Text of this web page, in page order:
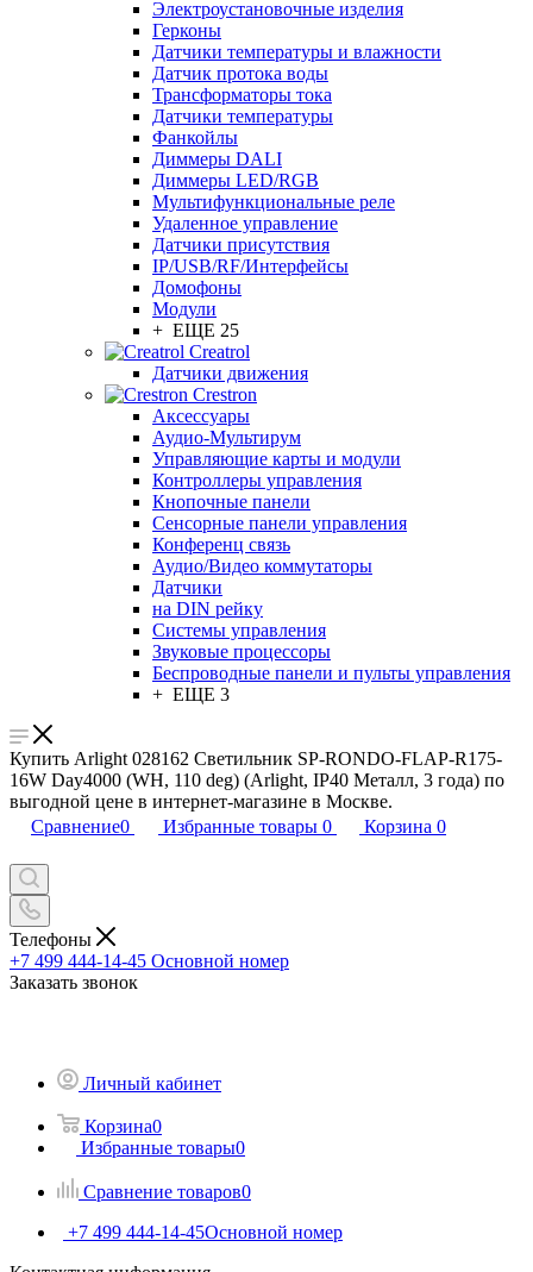
Электроустановочные изделия
Герконы
Датчики температуры и влажности
Датчик протока воды
Трансформаторы тока
Датчики температуры
Фанкойлы
Диммеры DALI
Диммеры LED/RGB
Мультифункциональные реле
Удаленное управление
Датчики присутствия
IP/USB/RF/Интерфейсы
Домофоны
Модули
+ ЕЩЕ 25
Creatrol
Датчики движения
Crestron
Аксессуары
Аудио-Мультирум
Управляющие карты и модули
Контроллеры управления
Кнопочные панели
Сенсорные панели управления
Конференц связь
Аудио/Видео коммутаторы
Датчики
на DIN рейку
Системы управления
Звуковые процессоры
Беспроводные панели и пульты управления
+ ЕЩЕ 3
Купить Arlight 028162 Светильник SP-RONDO-FLAP-R175-
16W Day4000 (WH, 110 deg) (Arlight, IP40 Металл, 3 года) по
выгодной цене в интернет-магазине в Москве.
Сравнение0 Избранные товары 0 Корзина 0
Телефоны
+7 499 444-14-45 Основной номер
Заказать звонок
Личный кабинет
Корзина0
Избранные товары0
Сравнение товаров0
+7 499 444-14-45Основной номер